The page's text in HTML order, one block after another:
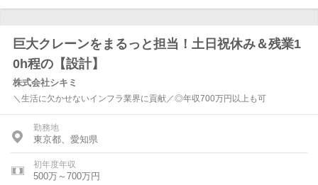
巨大クレーンをまるっと担当！土日祝休み＆残業1
0h程の【設計】
株式会社シキミ
＼生活に欠かせないインフラ業界に貢献／◎年収700万円以上も可
勤務地
東京都、愛知県
初年度年収
500万～700万円